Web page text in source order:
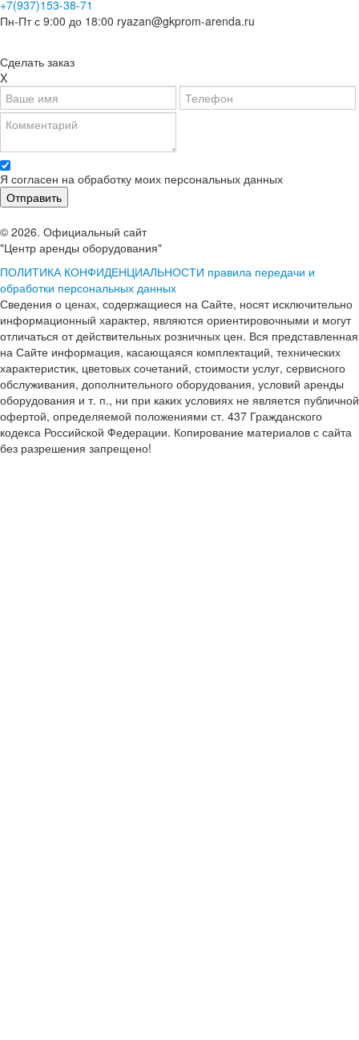
+7(937)153-38-71
Пн-Пт с 9:00 до 18:00 ryazan@gkprom-arenda.ru
Сделать заказ
X
Я согласен на обработку моих персональных данных
© 2026. Официальный сайт
"Центр аренды оборудования"
ПОЛИТИКА КОНФИДЕНЦИАЛЬНОСТИ правила передачи и
обработки персональных данных
Сведения о ценах, содержащиеся на Сайте, носят исключительно
информационный характер, являются ориентировочными и могут
отличаться от действительных розничных цен. Вся представленная
на Сайте информация, касающаяся комплектаций, технических
характеристик, цветовых сочетаний, стоимости услуг, сервисного
обслуживания, дополнительного оборудования, условий аренды
оборудования и т. п., ни при каких условиях не является публичной
офертой, определяемой положениями ст. 437 Гражданского
кодекса Российской Федерации. Копирование материалов с сайта
без разрешения запрещено!